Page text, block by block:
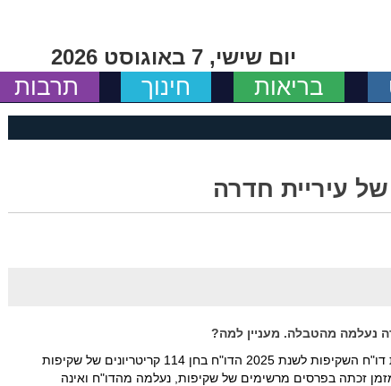
יום שישי, 7 באוגוסט 2026
בריאות חינוך תרבות
עיריית חדרה
נעלמה מהטבלה. מעניין למה?
בתחילת השבוע פרסמה עמותת שבי"ל את דו"ח השקיפות לשנת 2025 הדו"ח בחן 114 קריטריונים של שקיפות
זכתה בפרסים מרשימים של שקיפות, נעלמה מהדו"ח ואינה